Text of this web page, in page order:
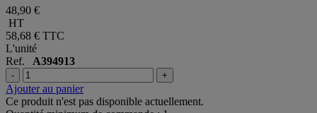
48,90 €
HT
58,68 € TTC
L'unité
Ref. A394913
- +
Ajouter au panier
Ce produit n'est pas disponible actuellement.